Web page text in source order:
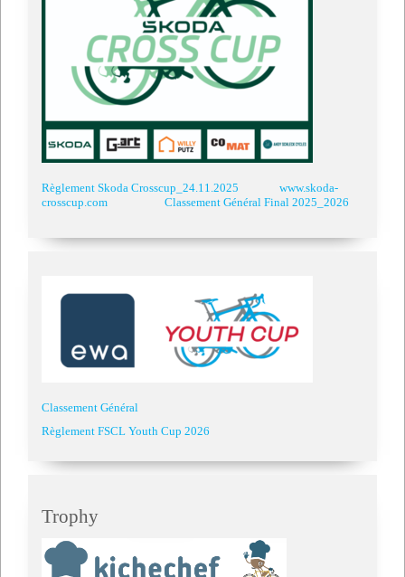
Règlement Skoda Crosscup_24.11.2025
www.skoda-
crosscup.com
Classement Général Final 2025_2026
Classement Général
Règlement FSCL Youth Cup 2026
Trophy